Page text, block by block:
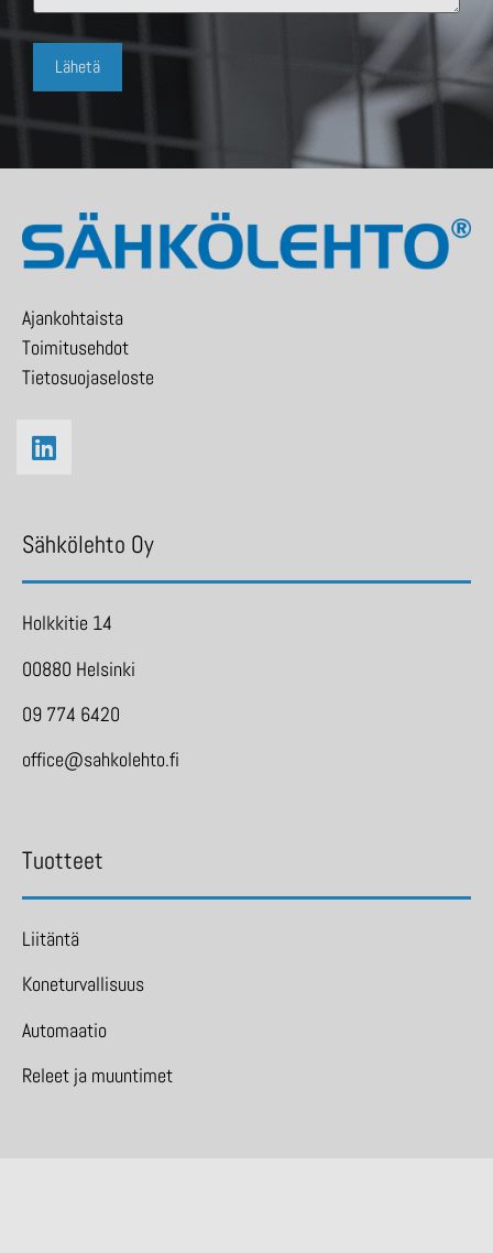
Ajankohtaista
Toimitusehdot
Tietosuojaseloste
Sähkölehto Oy
Holkkitie 14
00880 Helsinki
09 774 6420
office@sahkolehto.fi
Tuotteet
Liitäntä
Koneturvallisuus
Automaatio
Releet ja muuntimet